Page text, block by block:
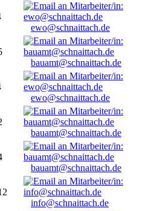
ewo@schnaittach.de
bauamt@schnaittach.de
ewo@schnaittach.de
bauamt@schnaittach.de
bauamt@schnaittach.de
info@schnaittach.de